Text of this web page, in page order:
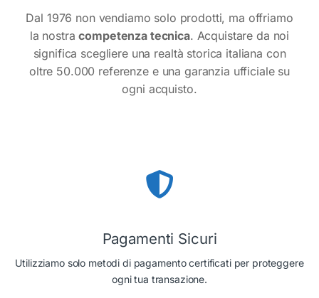
Dal 1976 non vendiamo solo prodotti, ma offriamo
la nostracompetenza tecnica. Acquistare da noi
significa scegliere una realtà storica italiana con
oltre 50.000 referenze e una garanzia ufficiale su
ogni acquisto.
Pagamenti Sicuri
Utilizziamo solo metodi di pagamento certificati per proteggere
ogni tua transazione.